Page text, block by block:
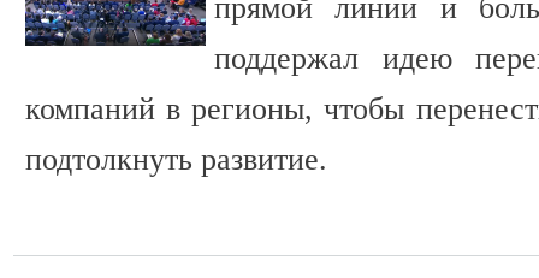
прямой линии и
поддержал идею
компаний в регионы, чтобы
подтолкнуть развитие.